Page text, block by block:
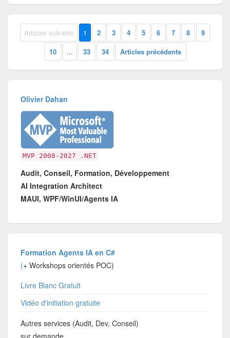
Articles suivants 1 2 3 4 5 6 7 8
9
10
... 33 34 Articles précédents
Olivier Dahan
MVP 2008-2027 .NET
Audit, Conseil, Formation, Développement
AI Integration Architect
MAUI, WPF/WinUI/Agents IA
Formation Agents IA en C#
(+ Workshops orientés POC)
Livre Blanc Gratuit
Vidéo d'initiation gratuite
Autres services (Audit, Dev, Conseil)